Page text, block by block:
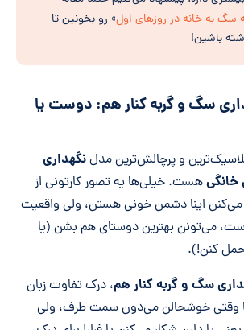
سگ به خانه در روزهای اول» رو بخونین تا
باشین!
سگ و گربه کنار هم: دوست یا
و پرچالش‌ترین مدلنگهداری
خانگیهست. خیلی‌ها یه تصور کارتونی از
می‌کنن اینا دشمن خونی هستن، ولی واقعیت
می‌تونن بهترین دوستای هم بشن (یا
کنن!).
سگ و گربه کنار هم، درک تفاوت زبان
وقتی خوشحالن می‌دون سمت طرف، ولی